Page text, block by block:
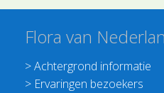
Flora van
>Achtergrond informatie
> Ervaringen bezoekers